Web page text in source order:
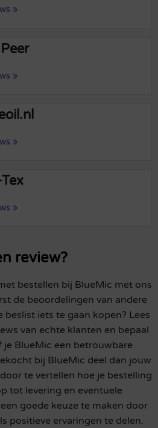
»
»
»
»
review?
bestellen bij BlueMic met ons
de beoordelingen van andere
iets te gaan kopen? Lees
van echte klanten en bepaal
je BlueMic een betrouwbare
bij BlueMic deel dan jouw
te vertellen hoe je bestelling
tot levering en eventuele
goede keuze te maken door
positieve ervaringen te delen.